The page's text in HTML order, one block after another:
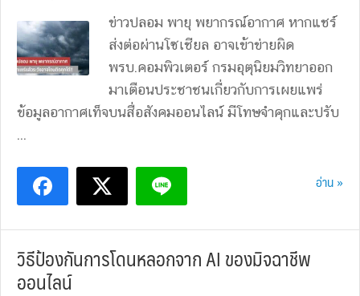
ข่าวปลอม พายุ พยากรณ์อากาศ หากแชร์
ส่งต่อผ่านโซเชียล อาจเข้าข่ายผิด
พรบ.คอมพิวเตอร์ กรมอุตุนิยมวิทยาออก
มาเตือนประชาชนเกี่ยวกับการเผยแพร่
ข้อมูลอากาศเท็จบนสื่อสังคมออนไลน์ มีโทษจำคุกและปรับ
...
อ่าน »
วิธีป้องกันการโดนหลอกจาก AI ของมิจฉาชีพ
ออนไลน์